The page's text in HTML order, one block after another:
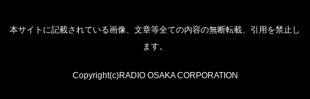
本サイトに記載されている画像、文章等全ての内容の無断転載、引用を禁止し
ます。
Copyright(c)RADIO OSAKA CORPORATION